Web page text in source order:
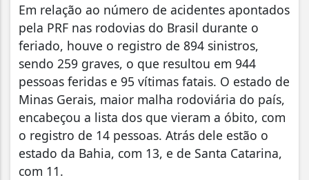
Em relação ao número de acidentes apontados
pela PRF nas rodovias do Brasil durante o
feriado, houve o registro de 894 sinistros,
sendo 259 graves, o que resultou em 944
pessoas feridas e 95 vítimas fatais. O estado de
Minas Gerais, maior malha rodoviária do país,
encabeçou a lista dos que vieram a óbito, com
o registro de 14 pessoas. Atrás dele estão o
estado da Bahia, com 13, e de Santa Catarina,
com 11.